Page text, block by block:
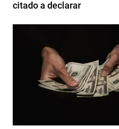
citado a declarar